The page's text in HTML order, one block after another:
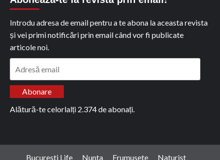
Introdu adresa de email pentru a te abona la aceasta revista
și vei primi notificări prin email când vor fi publicate
articole noi.
Abonare
Alătură-te celorlalți 2.374 de abonați.
Bucuresti Life Nunta Frumusete Naturist